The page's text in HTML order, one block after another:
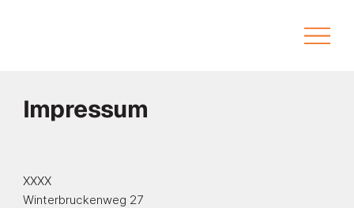
Impressum
XXXX
Winterbruckenweg 27